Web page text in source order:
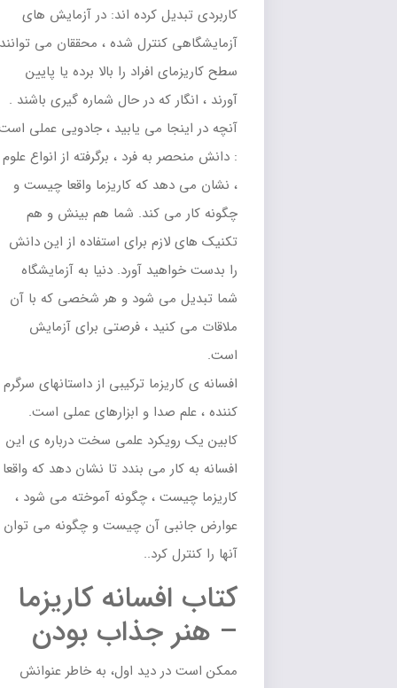
کاربردی تبدیل کرده اند: در آزمایش های
آزمایشگاهی کنترل شده ، محققان می توانند
سطح کاریزمای افراد را بالا برده یا پایین
آورند ، انگار که در حال شماره گیری باشند .
آنچه در اینجا می یابید ، جادویی عملی است
: دانش منحصر به فرد ، برگرفته از انواع علوم
، نشان می دهد که کاریزما واقعا چیست و
چگونه کار می کند. شما هم بینش و هم
تکنیک های لازم برای استفاده از این دانش
را بدست خواهید آورد. دنیا به آزمایشگاه
شما تبدیل می شود و هر شخصی که با آن
ملاقات می کنید ، فرصتی برای آزمایش
افسانه ی کاریزما ترکیبی از داستانهای سرگرم
کننده ، علم صدا و ابزارهای عملی است.
کابین یک رویکرد علمی سخت درباره ی این
افسانه به کار می بندد تا نشان دهد که واقعا
کاریزما چیست ، چگونه آموخته می شود ،
عوارض جانبی آن چیست و چگونه می توان
آنها را کنترل کرد..
کتاب افسانه کاریزما
– هنر جذاب بودن
ممکن است در دید اول، به خاطر عنوانش